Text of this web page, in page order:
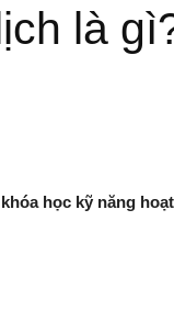
là
học kỹ năng